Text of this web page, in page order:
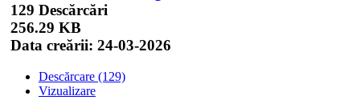
129 Descărcări
256.29 KB
Data creării: 24-03-2026
Descărcare (129)
Vizualizare